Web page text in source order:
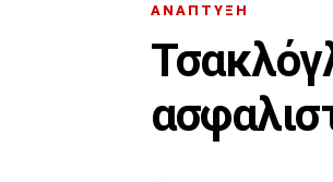
ΑΝΑΠΤΥΞΗ